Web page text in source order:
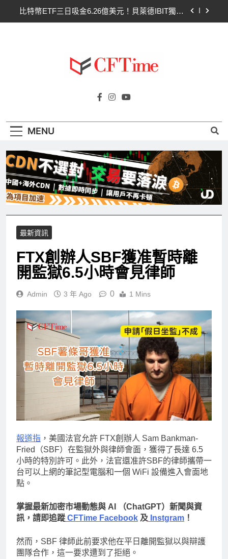
比特幣ETF三日吸金6.26億美元！貝萊德IBIT獨佔
以太幣區間壓縮！100日均線1,920成關鍵 期貨槓
桿比率逼近0.65
比特幣ETF三日吸金6.26億美元！貝萊德IBIT獨佔
CLARITY法案最後闖關！開發者免責與總統道德條
Cftime.io
AI（ChatGPT）、區塊鏈、NFT、加密貨
MENU
最新資訊
FTX創辦人SBF獲准暫時離
開監獄6.5小時會見律師
Admin 3 年 Ago 0 1 Mins
報道指 ，美國法官允許 FTX創辦人 Sam Bankman-
Fried（SBF）在監獄外與律師會面，獲得了長達 6.5
小時的特別許可。此外，法官還准許SBF的律師攜帶一
台可以上網的筆記型電腦和一個 WiFi 設備進入會面地
點。
掌握最新加密市場動態與 AI （ChatGPT）新聞與資
訊，請即追蹤 CFTime Facebook 及 Instgram ！
然而，SBF 律師此前要求他在平日離開監獄以與辯護
團隊合作，這一要求遭到了拒絕。